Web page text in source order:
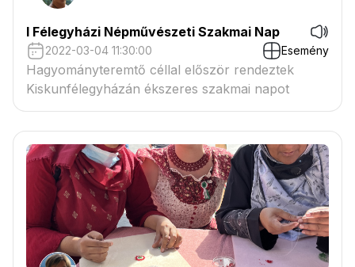
I Félegyházi Népművészeti Szakmai Nap
2022-03-04 11:30:00 Esemény
Hagyományteremtő céllal először rendeztek
Kiskunfélegyházán ékszeres szakmai napot